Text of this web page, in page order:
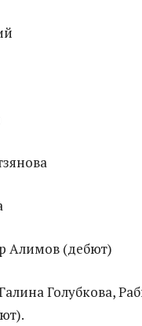
Алимов (дебют)
Голубкова,